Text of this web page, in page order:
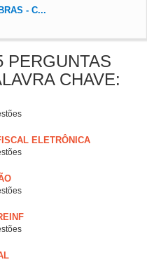
- C...
PERGUNTAS
CHAVE:
ELETRÔNICA